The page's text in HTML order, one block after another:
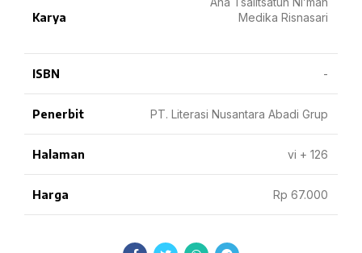
Karya
Medika Risnasari
ISBN -
Penerbit PT. Literasi Nusantara Abadi Grup
Halaman vi + 126
Harga Rp 67.000